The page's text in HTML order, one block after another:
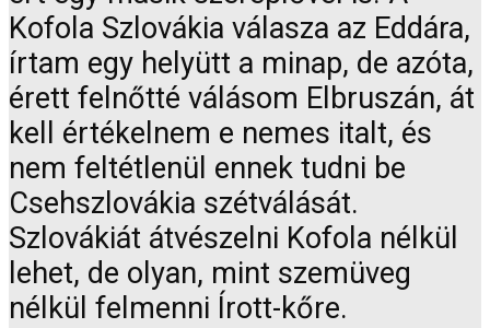
Kofola Szlovákia válasza az Eddára,
írtam egy helyütt a minap, de azóta,
érett felnőtté válásom Elbruszán, át
kell értékelnem e nemes italt, és
nem feltétlenül ennek tudni be
Csehszlovákia szétválását.
Szlovákiát átvészelni Kofola nélkül
lehet, de olyan, mint szemüveg
nélkül felmenni Írott-kőre.